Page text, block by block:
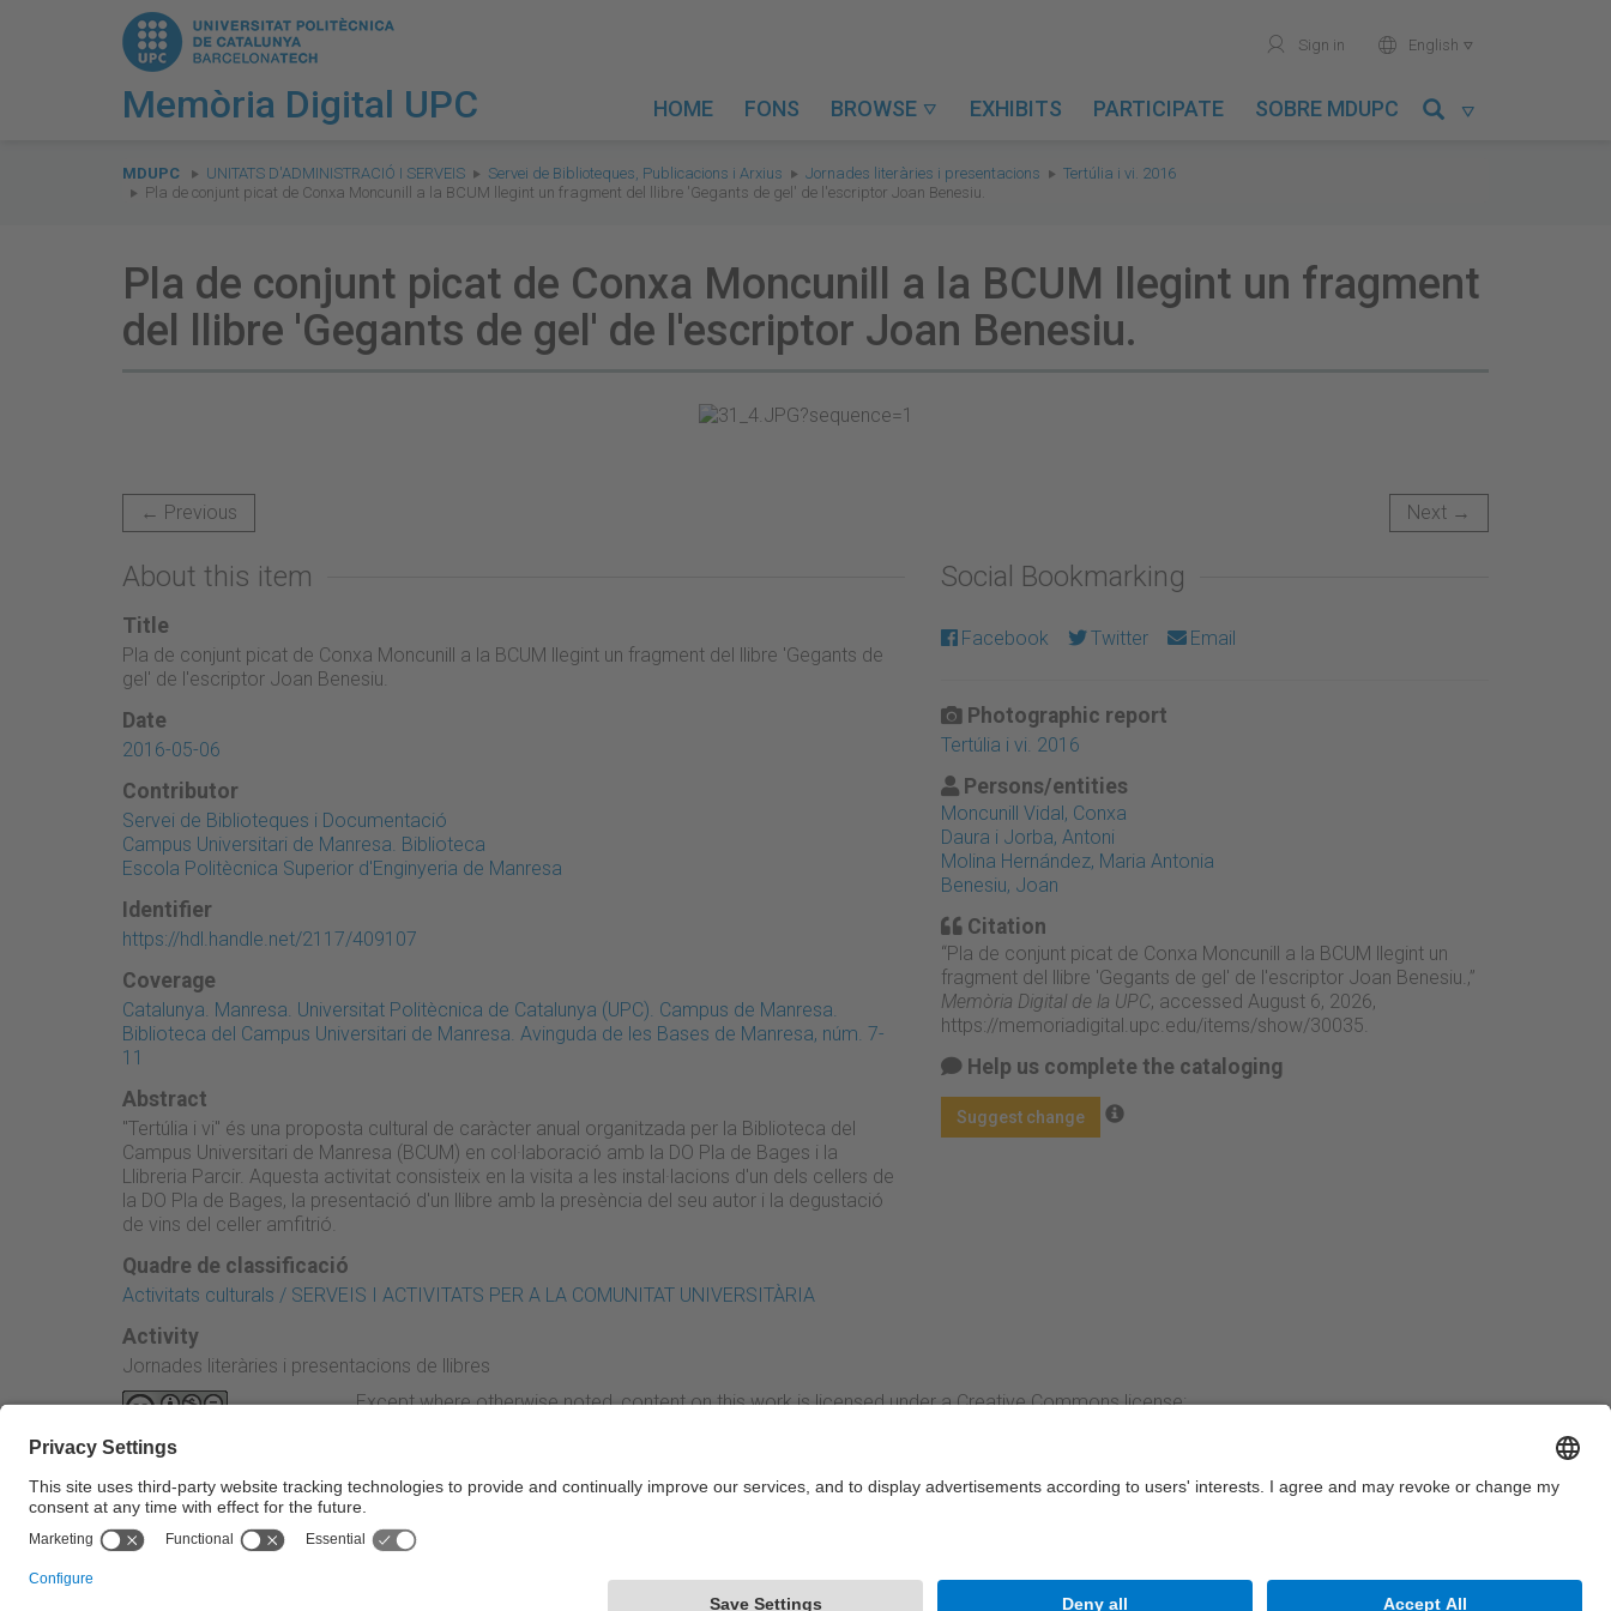
Memòria Digital UPC
user Sign in world English 
HOME FONS BROWSE  EXHIBITS PARTICIPATE SOBRE MDUPC 
are
here:
MDUPC UNITATS D'ADMINISTRACIÓ I SERVEIS Servei de Biblioteques, Publicacions i Arxius Jornades literàries i presentacions
Tertúlia i vi. 2016
Pla de conjunt picat de Conxa Moncunill a la BCUM llegint un fragment del llibre 'Gegants de gel' de l'escriptor Joan Benesiu.
Pla de conjunt picat de Conxa Moncunill a la BCUM llegint un fragment
del llibre 'Gegants de gel' de l'escriptor Joan Benesiu.
← Previous Next →
About this item
Title
Pla de conjunt picat de Conxa Moncunill a la BCUM llegint un fragment del llibre 'Gegants de
gel' de l'escriptor Joan Benesiu.
Date
2016-05-06
Contributor
Servei de Biblioteques i Documentació
Campus Universitari de Manresa. Biblioteca
Escola Politècnica Superior d'Enginyeria de Manresa
Identifier
https://hdl.handle.net/2117/409107
Coverage
Catalunya. Manresa. Universitat Politècnica de Catalunya (UPC). Campus de Manresa.
Biblioteca del Campus Universitari de Manresa. Avinguda de les Bases de Manresa, núm. 7-
11
Abstract
"Tertúlia i vi" és una proposta cultural de caràcter anual organitzada per la Biblioteca del
Campus Universitari de Manresa (BCUM) en col·laboració amb la DO Pla de Bages i la
Llibreria Parcir. Aquesta activitat consisteix en la visita a les instal·lacions d'un dels cellers de
la DO Pla de Bages, la presentació d'un llibre amb la presència del seu autor i la degustació
de vins del celler amfitrió.
Quadre de classificació
Activitats culturals / SERVEIS I ACTIVITATS PER A LA COMUNITAT UNIVERSITÀRIA
Activity
Jornades literàries i presentacions de llibres
Social Bookmarking
Facebook Twitter Email
Photographic report
Tertúlia i vi. 2016
Persons/entities
Moncunill Vidal, Conxa
Daura i Jorba, Antoni
Molina Hernández, Maria Antonia
Benesiu, Joan
Citation
“Pla de conjunt picat de Conxa Moncunill a la BCUM llegint un
fragment del llibre 'Gegants de gel' de l'escriptor Joan Benesiu.,”
Memòria Digital de la UPC, accessed August 6, 2026,
https://memoriadigital.upc.edu/items/show/30035
Help us complete the cataloging
Suggest change
Except where otherwise noted, content on this work is licensed under a Creative Commons license:
← Previous